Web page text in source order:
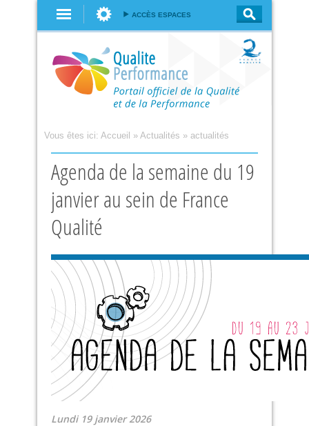
ACCÈS ESPACES
Vous êtes ici: Accueil » Actualités » actualités
Agenda de la semaine du 19
janvier au sein de France
Qualité
Lundi 19 janvier 2026